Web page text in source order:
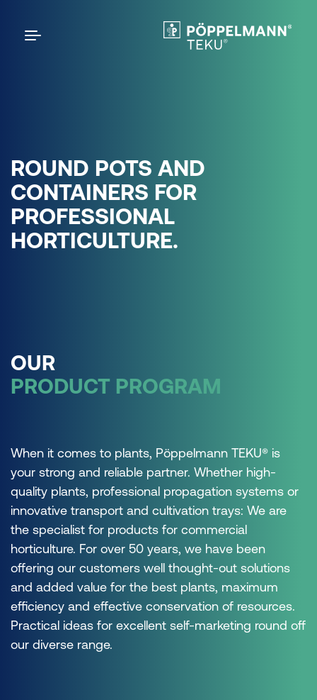
ROUND POTS AND
CONTAINERS FOR
PROFESSIONAL
HORTICULTURE.
OUR
PRODUCT PROGRAM
When it comes to plants, Pöppelmann TEKU® is
your strong and reliable partner. Whether high-
quality plants, professional propagation systems or
innovative transport and cultivation trays: We are
the specialist for products for commercial
horticulture. For over 50 years, we have been
offering our customers well thought-out solutions
and added value for the best plants, maximum
efficiency and effective conservation of resources.
Practical ideas for excellent self-marketing round off
our diverse range.